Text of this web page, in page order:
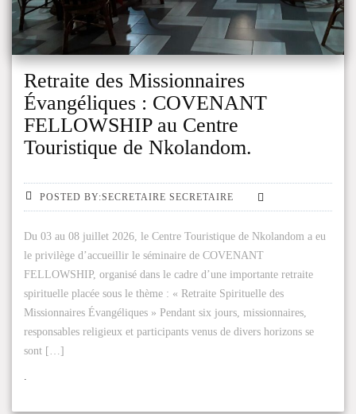
Retraite des Missionnaires
Évangéliques : COVENANT
FELLOWSHIP au Centre
Touristique de Nkolandom.
POSTED BY:SECRETAIRE SECRETAIRE
Du 03 au 08 juillet 2026, le Centre Touristique de Nkolandom a eu
le privilège d’accueillir le séminaire de COVENANT
FELLOWSHIP, organisé dans le cadre d’une importante retraite
spirituelle placée sous le thème : « Retraite Spirituelle des
Missionnaires Évangéliques » Pendant six jours, missionnaires,
responsables religieux et participants venus de divers horizons se
sont […]
.